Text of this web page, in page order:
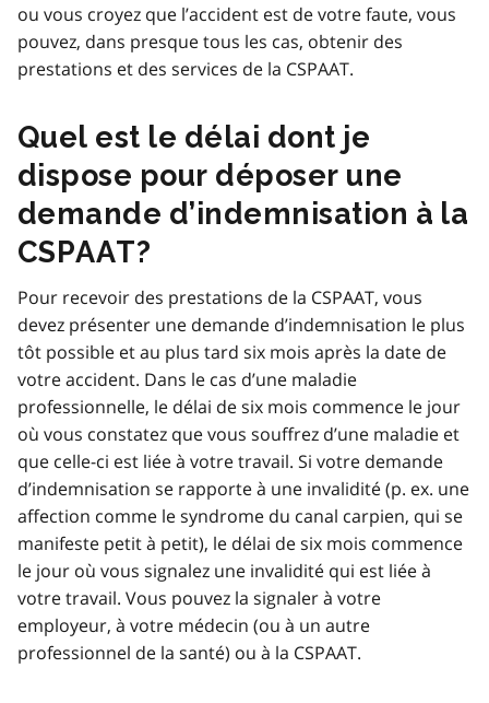
ou vous croyez que l’accident est de votre faute, vous
pouvez, dans presque tous les cas, obtenir des
prestations et des services de la CSPAAT.
Quel est le délai dont je
dispose pour déposer une
demande d’indemnisation à la
CSPAAT?
Pour recevoir des prestations de la CSPAAT, vous
devez présenter une demande d’indemnisation le plus
tôt possible et au plus tard six mois après la date de
votre accident. Dans le cas d’une maladie
professionnelle, le délai de six mois commence le jour
où vous constatez que vous souffrez d’une maladie et
que celle-ci est liée à votre travail. Si votre demande
d’indemnisation se rapporte à une invalidité (p. ex. une
affection comme le syndrome du canal carpien, qui se
manifeste petit à petit), le délai de six mois commence
le jour où vous signalez une invalidité qui est liée à
votre travail. Vous pouvez la signaler à votre
employeur, à votre médecin (ou à un autre
professionnel de la santé) ou à la CSPAAT.